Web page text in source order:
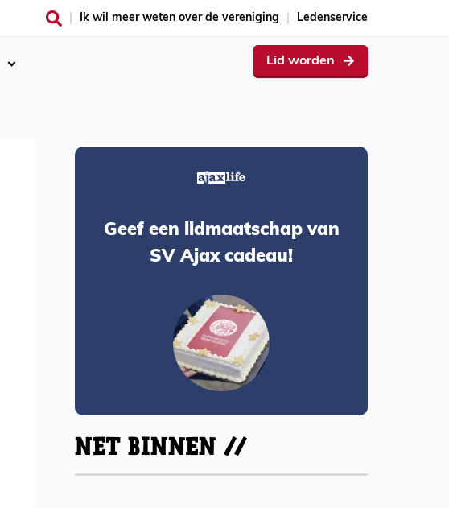
Ik wil meer weten over de vereniging Ledenservice
Lid worden
Geef een lidmaatschap van
SV Ajax cadeau!
NET BINNEN //